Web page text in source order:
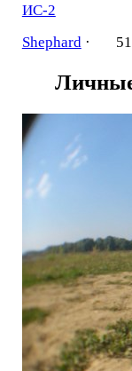
ИС-2
Shephard·